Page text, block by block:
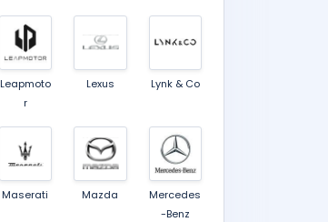
Leapmoto
r
Lexus Lynk & Co
Maserati Mazda
Mercedes
-Benz